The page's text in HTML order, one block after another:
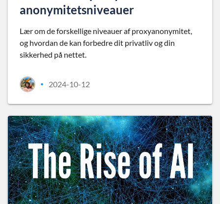
anonymitetsniveauer
Lær om de forskellige niveauer af proxyanonymitet,
og hvordan de kan forbedre dit privatliv og din
sikkerhed på nettet.
• 2024-10-12